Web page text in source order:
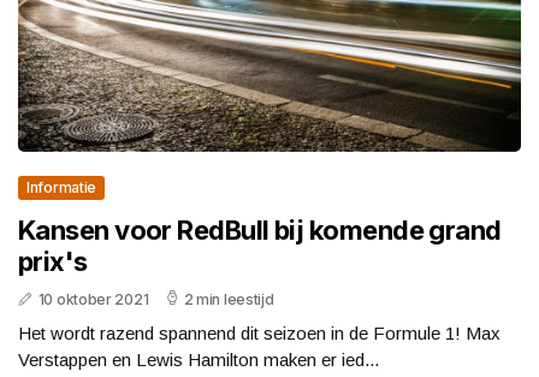
Informatie
Kansen voor RedBull bij komende grand
prix's
10 oktober 2021 2 min leestijd
Het wordt razend spannend dit seizoen in de Formule 1! Max
Verstappen en Lewis Hamilton maken er ied...